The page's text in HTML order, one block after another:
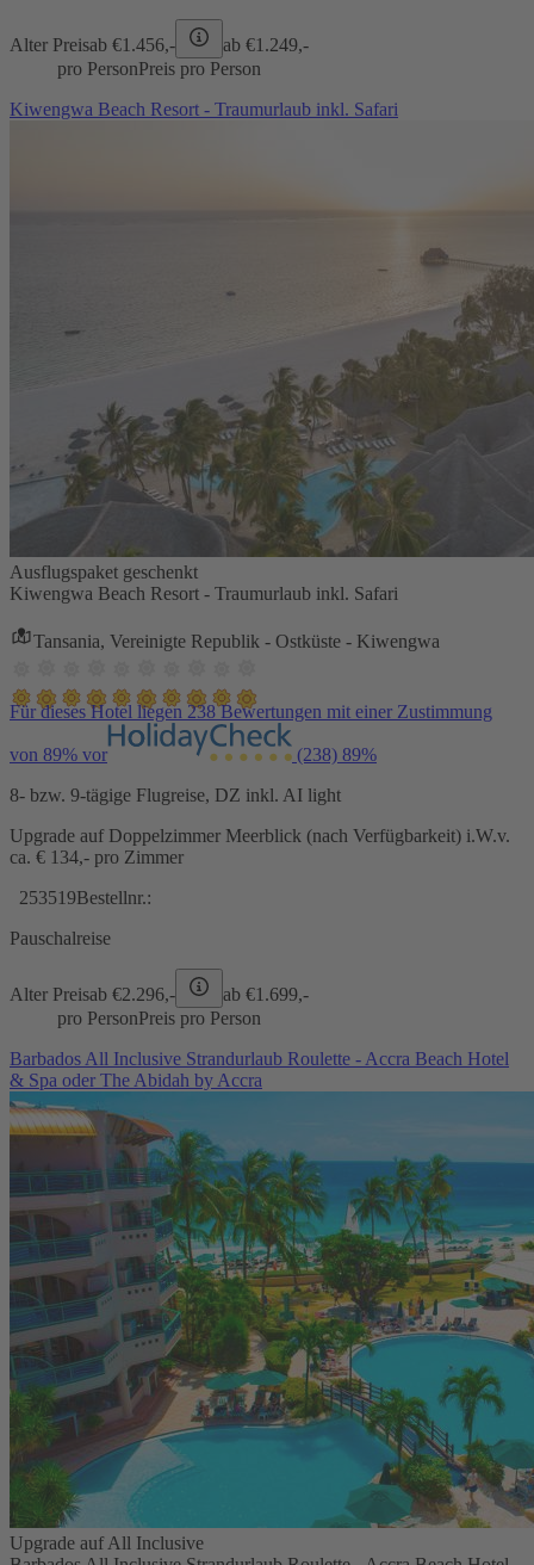
Alter Preisab €1.456,- ab €1.249,-
pro PersonPreis pro Person
Kiwengwa Beach Resort - Traumurlaub inkl. Safari
Ausflugspaket geschenkt
Kiwengwa Beach Resort - Traumurlaub inkl. Safari
Tansania, Vereinigte Republik - Ostküste - Kiwengwa
Für dieses Hotel liegen 238 Bewertungen mit einer Zustimmung
von 89% vor (238) 89%
8- bzw. 9-tägige Flugreise, DZ inkl. AI light
Upgrade auf Doppelzimmer Meerblick (nach Verfügbarkeit) i.W.v.
ca. € 134,- pro Zimmer
253519Bestellnr.:
Pauschalreise
Alter Preisab €2.296,- ab €1.699,-
pro PersonPreis pro Person
Barbados All Inclusive Strandurlaub Roulette - Accra Beach Hotel
& Spa oder The Abidah by Accra
Upgrade auf All Inclusive